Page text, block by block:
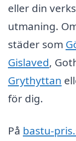
eller din
utmaning.
städer som
Gislaved,
Grythyttan
för dig.
På bastu-